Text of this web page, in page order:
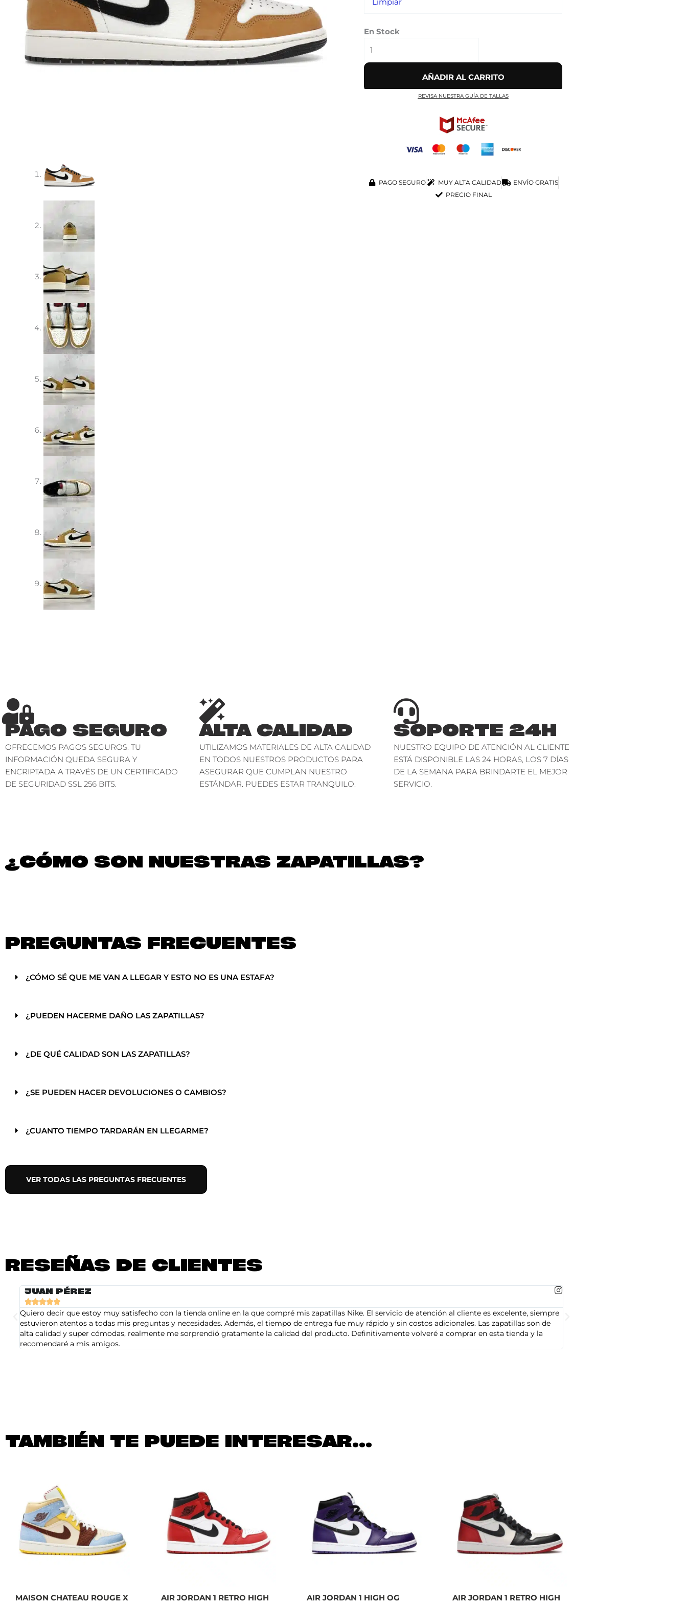
En Stock
cantidad
AÑADIR AL CARRITO
REVISA NUESTRA GUÍA DE TALLAS
PAGO SEGURO MUY ALTA CALIDAD
ENVÍO GRATIS
PRECIO FINAL
PAGO SEGURO
OFRECEMOS PAGOS SEGUROS. TU
INFORMACIÓN QUEDA SEGURA Y
ENCRIPTADA A TRAVÉS DE UN CERTIFICADO
DE SEGURIDAD SSL 256 BITS.
ALTA CALIDAD
UTILIZAMOS MATERIALES DE ALTA CALIDAD
EN TODOS NUESTROS PRODUCTOS PARA
ASEGURAR QUE CUMPLAN NUESTRO
ESTÁNDAR. PUEDES ESTAR TRANQUILO.
SOPORTE 24H
NUESTRO EQUIPO DE ATENCIÓN AL CLIENTE
ESTÁ DISPONIBLE LAS 24 HORAS, LOS 7 DÍAS
DE LA SEMANA PARA BRINDARTE EL MEJOR
SERVICIO.
¿CÓMO SON NUESTRAS ZAPATILLAS?
PREGUNTAS FRECUENTES
¿CÓMO SÉ QUE ME VAN A LLEGAR Y ESTO NO ES UNA ESTAFA?
¿PUEDEN HACERME DAÑO LAS ZAPATILLAS?
¿DE QUÉ CALIDAD SON LAS ZAPATILLAS?
¿SE PUEDEN HACER DEVOLUCIONES O CAMBIOS?
¿CUANTO TIEMPO TARDARÁN EN LLEGARME?
VER TODAS LAS PREGUNTAS FRECUENTES
RESEÑAS DE CLIENTES
JUAN PÉREZ

Quiero decir que estoy muy satisfecho con la tienda online en la que compré mis zapatillas Nike. El servicio de atención al cliente es excelente, siempre
estuvieron atentos a todas mis preguntas y necesidades. Además, el tiempo de entrega fue muy rápido y sin costos adicionales. Las zapatillas son de
alta calidad y super cómodas, realmente me sorprendió gratamente la calidad del producto. Definitivamente volveré a comprar en esta tienda y la
recomendaré a mis amigos.
TAMBIÉN TE PUEDE INTERESAR...
MAISON CHATEAU ROUGE X AIR JORDAN 1 RETRO HIGH AIR JORDAN 1 HIGH OG AIR JORDAN 1 RETRO HIGH